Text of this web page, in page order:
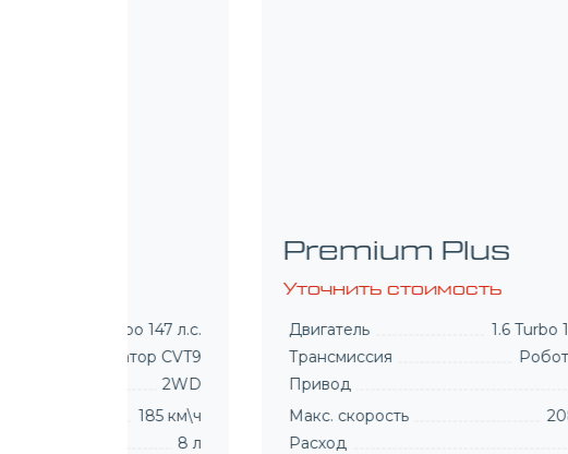
Prestige Plus
Уточнить стоимость
Двигатель
1.5 Turbo 147 л.с.
Трансмиссия
Вариатор CVT9
Привод
Макс. скорость
Расход